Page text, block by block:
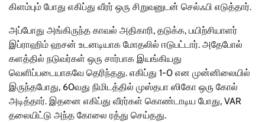
கிளம்பும் போது எகிப்து வீரர் ஒரு சிறுவனுடன் செல்ஃபி எடுத்தார்.
அப்போது அங்கிருந்த காவல் அதிகாரி, தடுக்க, பயிற்சியாளர்
இப்ராஹிம் ஹசன் உடனடியாக மோதலில் ஈடுபட்டார். அதேபோல்
களத்தில் நடுவர்கள் ஒரு சார்பாக இயங்கியது
வெளிப்படையாகவே தெரிந்தது. எகிப்து 1-0 என முன்னிலையில்
இருந்தபோது, 60வது நிமிடத்தில் முஸ்தபா ஸிகோ ஒரு கோல்
அடித்தார். இதனை எகிப்து வீரர்கள் கொண்டாடிய போது, VAR
தலையிட்டு அந்த கோலை ரத்து செய்தது.